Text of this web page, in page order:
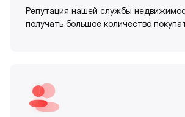
Репутация нашей службы
получать большое количество